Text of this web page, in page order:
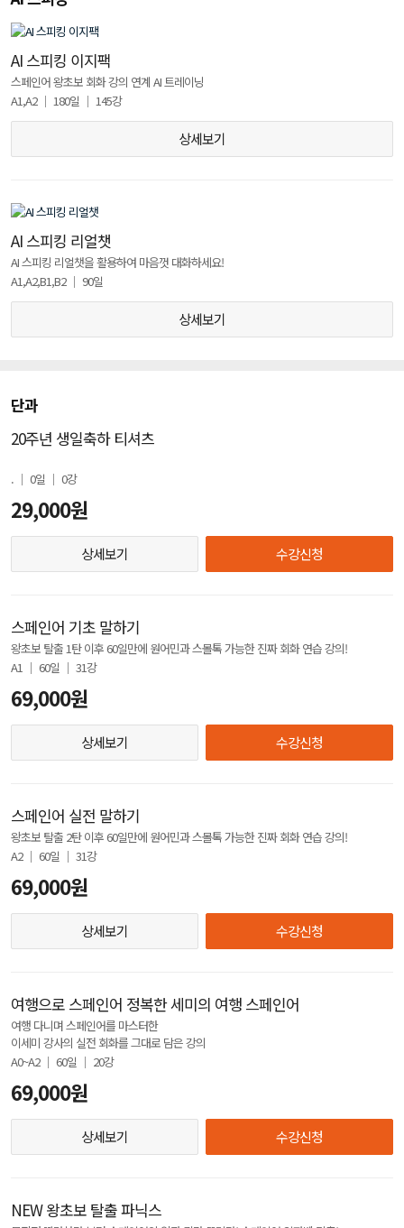
AI 스피킹 이지팩
스페인어 왕초보 회화 강의 연계 AI 트레이닝
A1,A2 │ 180일 │ 145강
상세보기
AI 스피킹 리얼챗
AI 스피킹 리얼챗을 활용하여 마음껏 대화하세요!
A1,A2,B1,B2 │ 90일
상세보기
단과
20주년 생일축하 티셔츠
. │ 0일 │ 0강
29,000원
상세보기 수강신청
스페인어 기초 말하기
왕초보 탈출 1탄 이후 60일만에 원어민과 스몰톡 가능한 진짜 회화 연습 강의!
A1 │ 60일 │ 31강
69,000원
상세보기 수강신청
스페인어 실전 말하기
왕초보 탈출 2탄 이후 60일만에 원어민과 스몰톡 가능한 진짜 회화 연습 강의!
A2 │ 60일 │ 31강
69,000원
상세보기 수강신청
여행으로 스페인어 정복한 세미의 여행 스페인어
여행 다니며 스페인어를 마스터한
이세미 강사의 실전 회화를 그대로 담은 강의
A0~A2 │ 60일 │ 20강
69,000원
상세보기 수강신청
NEW 왕초보 탈출 파닉스